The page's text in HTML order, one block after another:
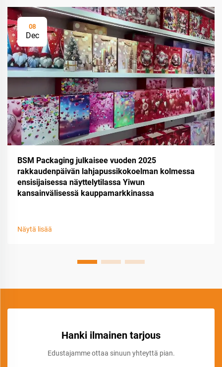
08
Dec
BSM Packaging julkaisee vuoden 2025
rakkaudenpäivän lahjapussikokoelman kolmessa
ensisijaisessa näyttelytilassa Yiwun
kansainvälisessä kauppamarkkinassa
Näytä lisää
Hanki ilmainen tarjous
Edustajamme ottaa sinuun yhteyttä pian.